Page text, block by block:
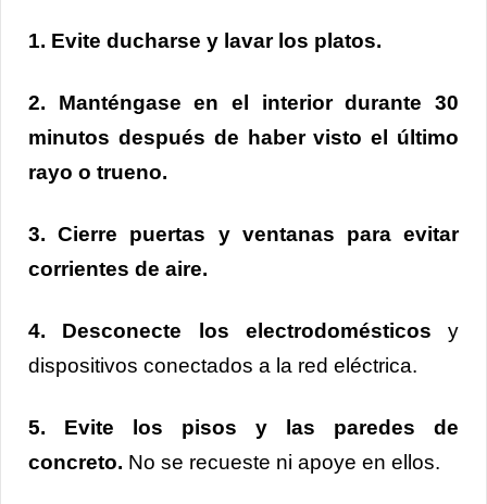
1. Evite ducharse y lavar los platos.
2. Manténgase en el interior durante 30
minutos después de haber visto el último
rayo o trueno.
3. Cierre puertas y ventanas para evitar
corrientes de aire.
4. Desconecte los electrodomésticos y
dispositivos conectados a la red eléctrica.
5. Evite los pisos y las paredes de
concreto. No se recueste ni apoye en ellos.